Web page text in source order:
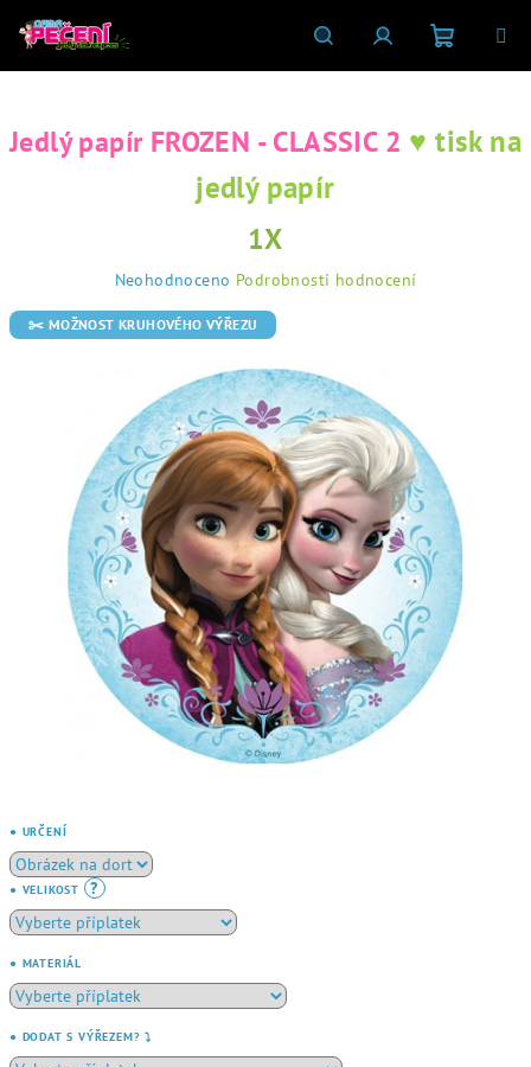
HledatPřihlášeníNákupní
košík
● URČENÍ
● VELIKOST ?
● MATERIÁL
● DODAT S VÝŘEZEM? ⤵️
Jedlý papír FROZEN - CLASSIC 2 ♥ tisk na
jedlý papír
1X
produktu
Neohodnoceno Podrobnosti hodnocení
✂️ MOŽNOST KRUHOVÉHO VÝŘEZU